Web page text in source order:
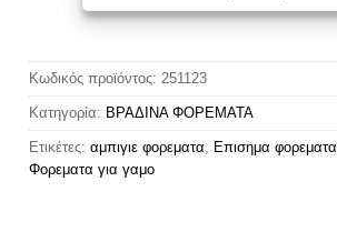
Κωδικός προϊόντος: 251123
Κατηγορία: ΒΡΑΔΙΝΑ ΦΟΡΕΜΑΤΑ
Ετικέτες: αμπιγιε φορεματα, Επισημα φορεματα
Φορεματα για γαμο